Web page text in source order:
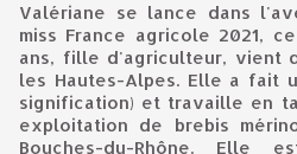
Valériane se lance dans l'aventure du concours de
miss France agricole 2021,
ans, fille d'agriculteur, vient
les Hautes-Alpes. Elle a fait
signification) et travaille en
exploitation de brebis
Bouches-du-Rhône. Elle